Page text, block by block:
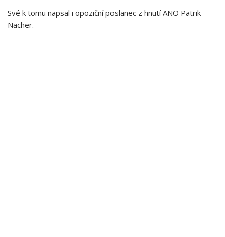
Své k tomu napsal i opoziční poslanec z hnutí ANO Patrik
Nacher.